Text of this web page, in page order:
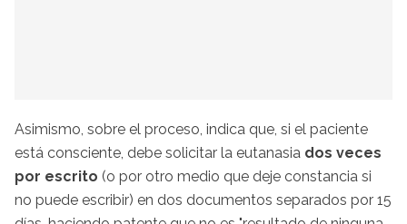
Asimismo, sobre el proceso, indica que, si el paciente
está consciente, debe solicitar la eutanasia dos veces
por escrito (o por otro medio que deje constancia si
no puede escribir) en dos documentos separados por 15